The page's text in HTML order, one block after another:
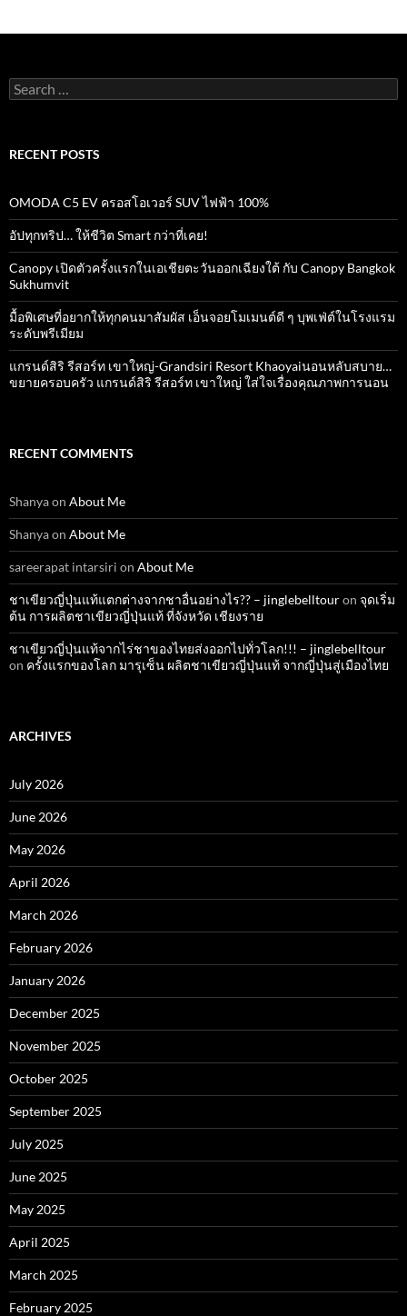
Search
for:
RECENT POSTS
OMODA C5 EV ครอสโอเวอร์ SUV ไฟฟ้า 100%
อัปทุกทริป… ให้ชีวิต Smart กว่าที่เคย!
Canopy เปิดตัวครั้งแรกในเอเชียตะวันออกเฉียงใต้ กับ Canopy Bangkok
Sukhumvit
มื้อพิเศษที่อยากให้ทุกคนมาสัมผัส เอ็นจอยโมเมนต์ดี ๆ บุพเฟ่ต์ในโรงแรม
ระดับพรีเมียม
แกรนด์สิริ​ รีสอร์ท​ เขาใหญ่​-Grandsiri​ Resort​ Khaoyaiนอนหลับสบาย…
ขยายครอบครัว แกรนด์สิริ รีสอร์ท เขาใหญ่ ใส่ใจเรื่องคุณภาพการนอน
RECENT COMMENTS
Shanyaon About Me
Shanyaon About Me
sareerapat intarsiri on About Me
ชาเขียวญี่ปุ่นแท้แตกต่างจากชาอื่นอย่างไร?? – jinglebelltouron จุดเริ่ม
ต้น การผลิตชาเขียวญี่ปุ่นแท้ ที่จังหวัด เชียงราย
ชาเขียวญี่ปุ่นแท้จากไร่ชาของไทยส่งออกไปทั่วโลก!!! – jinglebelltour
on ครั้งแรกของโลก มารุเซ็น ผลิตชาเขียวญี่ปุ่นแท้ จากญี่ปุ่นสู่เมืองไทย
ARCHIVES
July 2026
June 2026
May 2026
April 2026
March 2026
February 2026
January 2026
December 2025
November 2025
October 2025
September 2025
July 2025
June 2025
May 2025
April 2025
March 2025
February 2025